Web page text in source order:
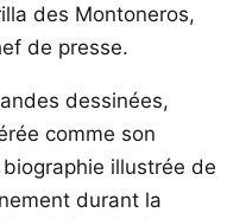
des Montoneros,
de presse.
dessinées,
comme son
illustrée de
durant la